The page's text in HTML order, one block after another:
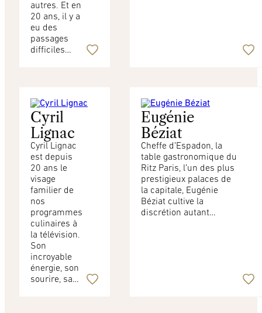
autres. Et en
20 ans, il y a
eu des
passages
difficiles…
Cyril
Lignac
Cyril Lignac
est depuis
20 ans le
visage
familier de
nos
programmes
culinaires à
la télévision.
Son
incroyable
énergie, son
sourire, sa…
Eugénie
Béziat
Cheffe d’Espadon, la
table gastronomique du
Ritz Paris, l’un des plus
prestigieux palaces de
la capitale, Eugénie
Béziat cultive la
discrétion autant…